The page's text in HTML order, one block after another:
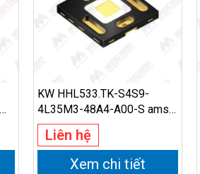
KW HHL533.TK-S4S9-
4L35M3-48A4-A00-S ams
OSRAM | Ngoc Minh
Electronics
Liên hệ
Xem chi tiết